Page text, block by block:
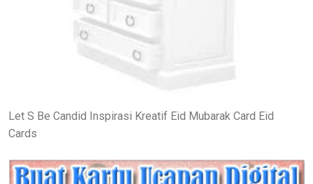
Let S Be Candid Inspirasi Kreatif Eid Mubarak Card Eid
Cards